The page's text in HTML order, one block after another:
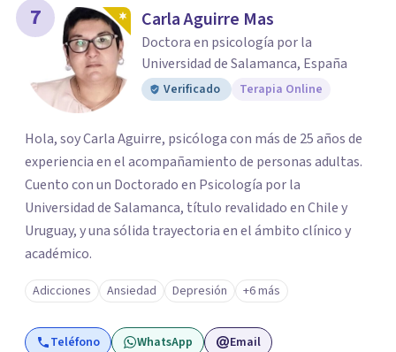
7 Carla Aguirre Mas
Doctora en psicología por la
Universidad de Salamanca, España
Verificado Terapia Online
Hola, soy Carla Aguirre, psicóloga con más de 25 años de
experiencia en el acompañamiento de personas adultas.
Cuento con un Doctorado en Psicología por la
Universidad de Salamanca, título revalidado en Chile y
Uruguay, y una sólida trayectoria en el ámbito clínico y
académico.
Adicciones Ansiedad Depresión +6 más
Teléfono WhatsApp Email